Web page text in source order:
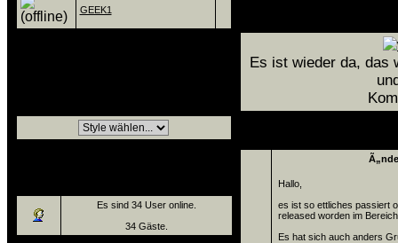
GEEK1
Es sind 34 User online.
34 Gäste.
Es ist wieder da, das
Hallo,
es ist so ettliches passiert
released worden im
Es hat sich auch anders